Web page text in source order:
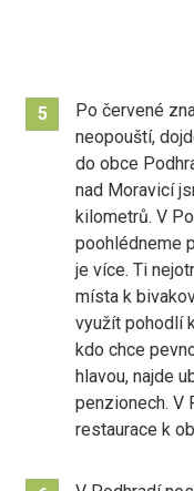
5
Po červené
neopouští,
do obce
nad Moravicí
kilometrů. V
poohlédneme
je více. Ti
místa k
využít pohodlí
kdo chce
hlavou, najde
penzionech. V
restaurace k